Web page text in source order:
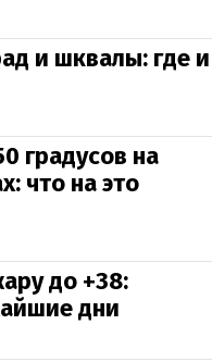
и шквалы: где и
градусов на
что на это
до +38:
дни